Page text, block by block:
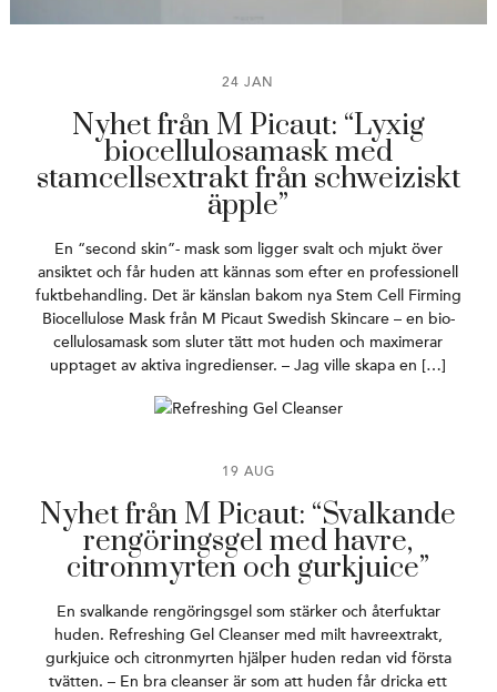
24 JAN
Nyhet från M Picaut: “Lyxig
biocellulosamask med
stamcellsextrakt från schweiziskt
äpple”
En “second skin”- mask som ligger svalt och mjukt över
ansiktet och får huden att kännas som efter en professionell
fuktbehandling. Det är känslan bakom nya Stem Cell Firming
Biocellulose Mask från M Picaut Swedish Skincare – en bio-
cellulosamask som sluter tätt mot huden och maximerar
upptaget av aktiva ingredienser. – Jag ville skapa en […]
19 AUG
Nyhet från M Picaut: “Svalkande
rengöringsgel med havre,
citronmyrten och gurkjuice”
En svalkande rengöringsgel som stärker och återfuktar
huden. Refreshing Gel Cleanser med milt havreextrakt,
gurkjuice och citronmyrten hjälper huden redan vid första
tvätten. – En bra cleanser är som att huden får dricka ett